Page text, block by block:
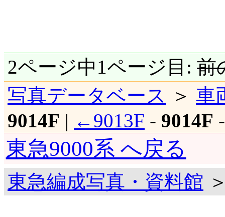
2ページ中1ページ目: 前
写真データベース
＞ 車
9014F | ←9013F - 9014F
東急9000系 へ戻る
東急編成写真・資料館